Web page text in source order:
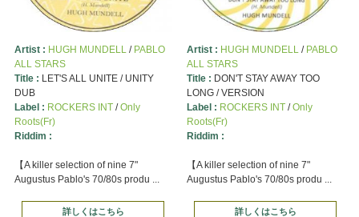
Artist : HUGH MUNDELL/ PABLO
ALL STARS
Title : LET'S ALL UNITE / UNITY
DUB
Label : ROCKERS INT/Only
Roots(Fr)
Riddim :
【A killer selection of nine 7"
Augustus Pablo's 70/80s produ ...
詳しくはこちら
Artist : HUGH MUNDELL/ PABLO
ALL STARS
Title : DON'T STAY AWAY TOO
LONG / VERSION
Label : ROCKERS INT/Only
Roots(Fr)
Riddim :
【A killer selection of nine 7"
Augustus Pablo's 70/80s produ ...
詳しくはこちら